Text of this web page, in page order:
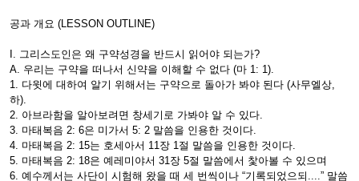
공과 개요 (LESSON OUTLINE)
I. 그리스도인은 왜 구약성경을 반드시 읽어야 되는가?
A. 우리는 구약을 떠나서 신약을 이해할 수 없다 (마 1: 1).
1. 다윗에 대하여 알기 위해서는 구약으로 돌아가 봐야 된다 (사무엘상,
하).
2. 아브라함을 알아보려면 창세기로 가봐야 알 수 있다.
3. 마태복음 2: 6은 미가서 5: 2 말씀을 인용한 것이다.
4. 마태복음 2: 15는 호세아서 11장 1절 말씀을 인용한 것이다.
5. 마태복음 2: 18은 예레미야서 31장 5절 말씀에서 찿아볼 수 있으며
6. 예수께서는 사단이 시험해 왔을 때 세 번씩이나 “기록되었으되....” 말씀